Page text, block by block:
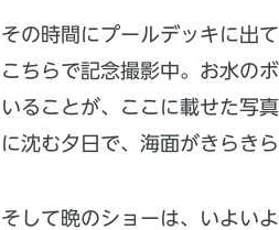
その時間にプールデッキに出
こちらで記念撮影中。お水の
いることが、ここに載せた写
に沈む夕日で、海面がきらき
そして晩のショーは、いよい